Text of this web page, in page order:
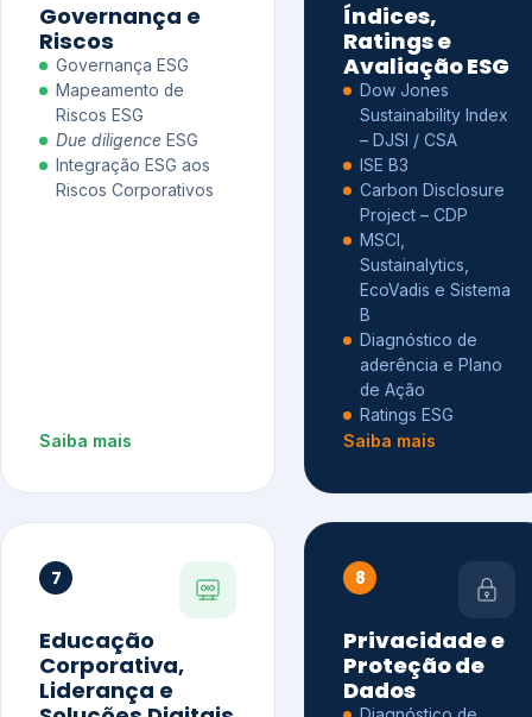
Governança e
Riscos
Governança ESG
Mapeamento de
Riscos ESG
Due diligence ESG
Integração ESG aos
Riscos Corporativos
Saiba mais
Índices,
Ratings e
Avaliação ESG
Dow Jones
Sustainability Index
– DJSI / CSA
ISE B3
Carbon Disclosure
Project – CDP
MSCI,
Sustainalytics,
EcoVadis e Sistema
B
Diagnóstico de
aderência e Plano
de Ação
Ratings ESG
Saiba mais
7
Educação
Corporativa,
Liderança e
8
Privacidade e
Proteção de
Dados